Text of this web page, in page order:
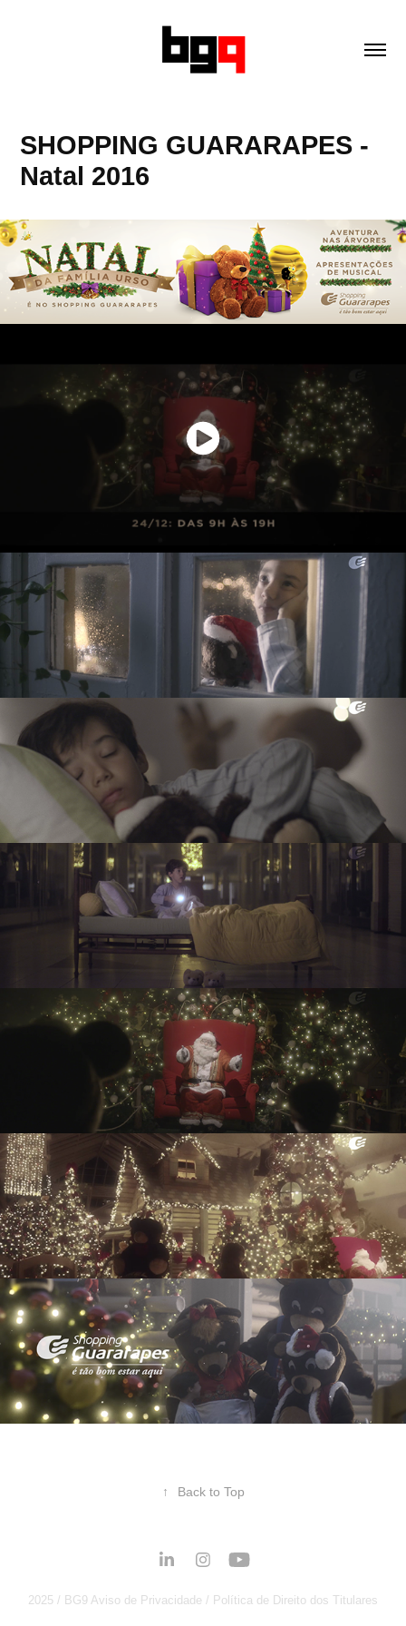
SHOPPING GUARARAPES -
Natal 2016
↑ Back to Top
2025 / BG9 Aviso de Privacidade / Política de Direito dos Titulares